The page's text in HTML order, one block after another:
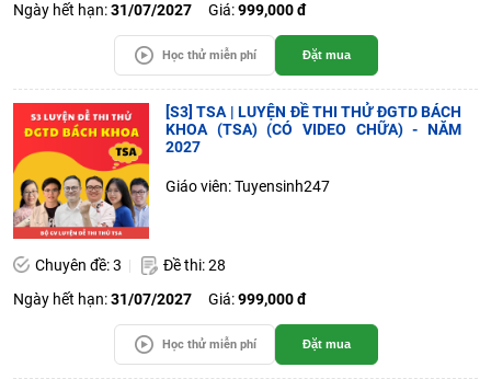
Ngày hết hạn:31/07/2027 Giá:999,000 đ
Học thử miễn phí Đặt mua
[S3] TSA | LUYỆN ĐỀ THI THỬ ĐGTD BÁCH
KHOA (TSA) (CÓ VIDEO CHỮA) - NĂM
2027
Giáo viên: Tuyensinh247
Chuyên đề: 3
Đề thi: 28
Ngày hết hạn:31/07/2027 Giá:999,000 đ
Học thử miễn phí Đặt mua